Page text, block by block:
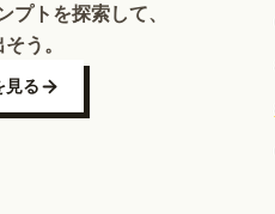
プトを探索して、
う。
見る